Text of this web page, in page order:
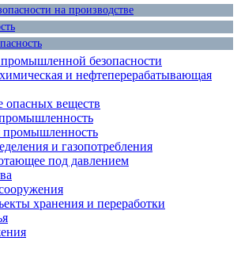
на производстве
безопасности
и нефтеперерабатывающая
опасных веществ
промышленность
и газопотребления
под давлением
хранения и переработки